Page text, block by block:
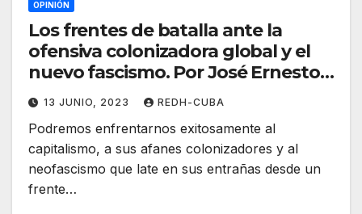
OPINIÓN
Los frentes de batalla ante la
ofensiva colonizadora global y el
nuevo fascismo. Por José Ernesto
Guerrero
13 JUNIO, 2023 REDH-CUBA
Podremos enfrentarnos exitosamente al
capitalismo, a sus afanes colonizadores y al
neofascismo que late en sus entrañas desde un
frente…